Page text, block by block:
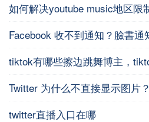
Twitter 为什么不直接显示图片？
twitter直播入口在哪